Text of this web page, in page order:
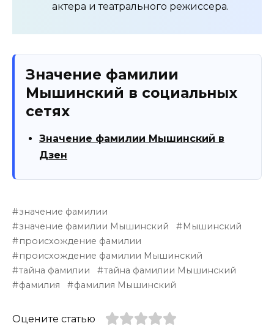
актера и театрального режиссера.
Значение фамилии
Мышинский в социальных
сетях
Значение фамилии Мышинский в
Дзен
значение фамилии
значение фамилии Мышинский
Мышинский
происхождение фамилии
происхождение фамилии Мышинский
тайна фамилии
тайна фамилии Мышинский
фамилия
фамилия Мышинский
Оцените статью